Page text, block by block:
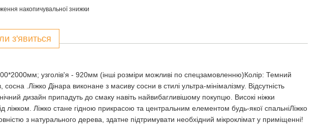
накопичувальної знижки
з'явиться
узголів'я - 920мм (інші розміри можливі по спецзамовленню)Колір: Темний
.Ліжко Дінара виконане з масиву сосни в стилі ультра-мінімалізму. Відсутність
дизайн припадуть до смаку навіть найвибагливішому покупцю. Високі ніжки
ліжком. Ліжко стане гідною прикрасою та центральним елементом будь-якої спальніЛіжко
з натурального дерева, здатне підтримувати необхідний мікроклімат у приміщенні!